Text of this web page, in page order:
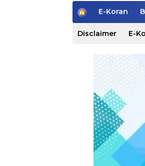
H
e
E-Koran
Disclaimer E-